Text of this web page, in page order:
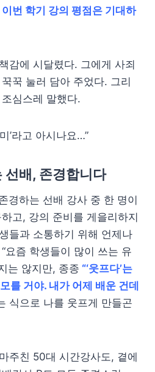
번 학기 강의 평점은 기대하
감에 시달렸다. 그에게 사죄
꾹 눌러 담아 주었다. 그리
심스레 말했다.
’라고 아시나요…”
선배, 존경합니다
경하는 선배 강사 중 한 명이
고, 강의 준비를 게을리하지
들과 소통하기 위해 언제나
요즘 학생들이 많이 쓰는 유
는 않지만, 종종 “‘웃프다’는
를 거야. 내가 어제 배운 건데
식으로 나를 웃프게 만들곤
주친 50대 시간강사도, 곁에